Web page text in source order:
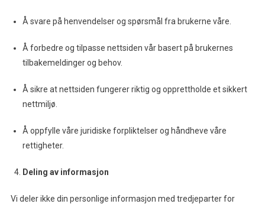
Å svare på henvendelser og spørsmål fra brukerne våre.
Å forbedre og tilpasse nettsiden vår basert på brukernes
tilbakemeldinger og behov.
Å sikre at nettsiden fungerer riktig og opprettholde et sikkert
nettmiljø.
Å oppfylle våre juridiske forpliktelser og håndheve våre
rettigheter.
Deling av informasjon
Vi deler ikke din personlige informasjon med tredjeparter for